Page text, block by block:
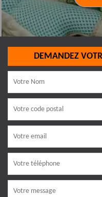
DEMANDEZ